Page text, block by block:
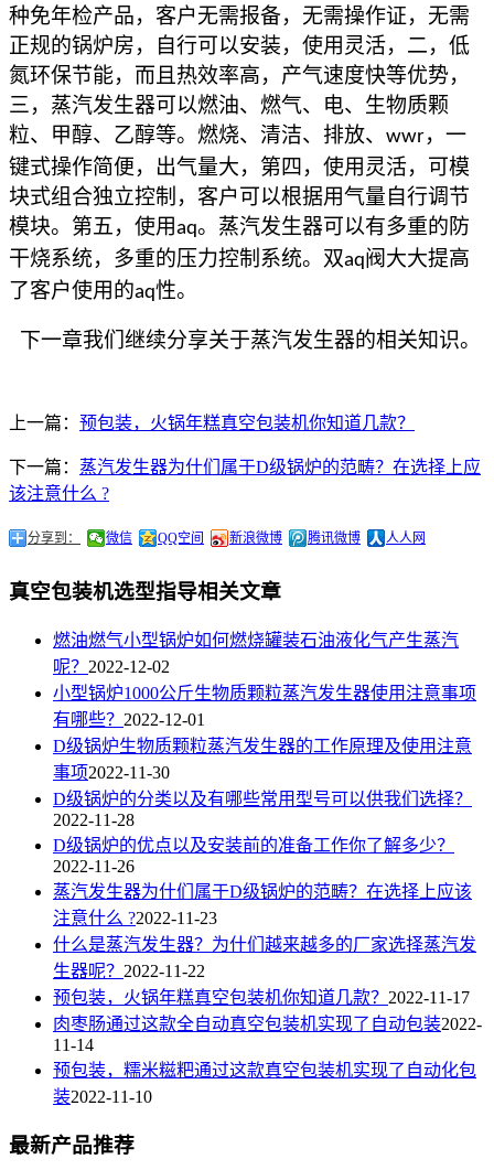
种免年检产品，客户无需报备，无需操作证，无需
正规的锅炉房，自行可以安装，使用灵活，二，低
氮环保节能，而且热效率高，产气速度快等优势，
三，蒸汽发生器可以燃油、燃气、电、生物质颗
粒、甲醇、乙醇等。燃烧、清洁、排放、 wwr，一
键式操作简便，出气量大，第四，使用灵活，可模
块式组合独立控制，客户可以根据用气量自行调节
模块。第五，使用aq。蒸汽发生器可以有多重的防
干烧系统，多重的压力控制系统。双aq阀大大提高
了客户使用的aq性。
下一章我们继续分享关于蒸汽发生器的相关知识。
上一篇： 预包装，火锅年糕真空包装机你知道几款？
下一篇： 蒸汽发生器为什们属于D级锅炉的范畴？在选择上应
该注意什么 ?
分享到： 微信 QQ空间 新浪微博 腾讯微博 人人网
真空包装机选型指导相关文章
燃油燃气小型锅炉如何燃烧罐装石油液化气产生蒸汽
呢？ 2022-12-02
小型锅炉1000公斤生物质颗粒蒸汽发生器使用注意事项
有哪些？ 2022-12-01
D级锅炉生物质颗粒蒸汽发生器的工作原理及使用注意
事项2022-11-30
D级锅炉的分类以及有哪些常用型号可以供我们选择？
2022-11-28
D级锅炉的优点以及安装前的准备工作你了解多少？
2022-11-26
蒸汽发生器为什们属于D级锅炉的范畴？在选择上应该
注意什么 ?2022-11-23
什么是蒸汽发生器？为什们越来越多的厂家选择蒸汽发
生器呢？ 2022-11-22
预包装，火锅年糕真空包装机你知道几款？ 2022-11-17
肉枣肠通过这款全自动真空包装机实现了自动包装2022-
11-14
预包装，糯米糍粑通过这款真空包装机实现了自动化包
装2022-11-10
最新产品推荐